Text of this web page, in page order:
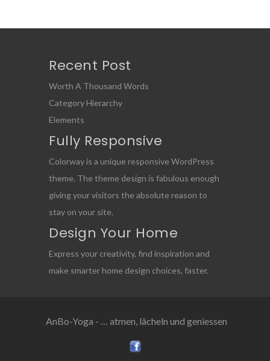
Recent Post
Worth A Thousand Words
Category Hierarchy
Elements
Fully Responsive
Colorway is a unique responsive WordPress
theme. The theme design is fabulous enough
giving your visitors the absolute reason to
stay on your site.
Design Your Home
Express your creativity, find inspiration and
make smarter home design choices, faster.
AnBo-Yoga - … atmen, lächeln und geniessen